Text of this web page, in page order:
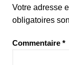
Votre adresse
obligatoires
Commentaire *